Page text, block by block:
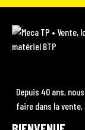
M
e
Depuis 40 ans,
faire dans la vente,